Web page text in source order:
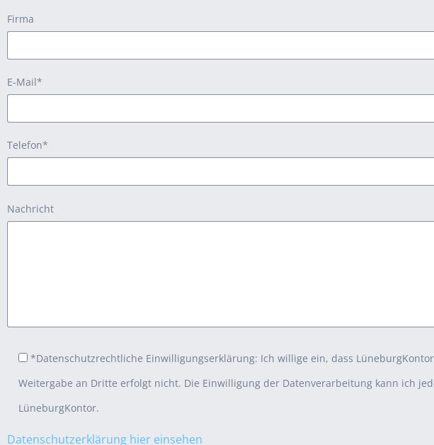
Firma
Bitte lasse dieses Feld leer.
E-Mail*
Telefon*
Nachricht
*Datenschutzrechtliche Einwilligungserklärung: Ich willige ein, dass
Weitergabe an Dritte erfolgt nicht. Die Einwilligung der Datenverarbeitung kann ich
LüneburgKontor.
Datenschutzerklärung hier einsehen